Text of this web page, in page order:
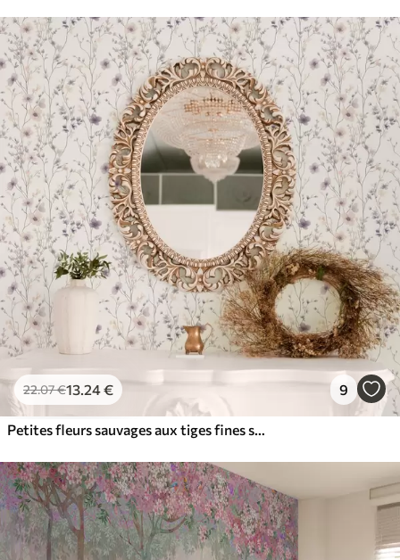
22.07€13.24€ 9
Petites fleurs sauvages aux tiges fines sur fond clair